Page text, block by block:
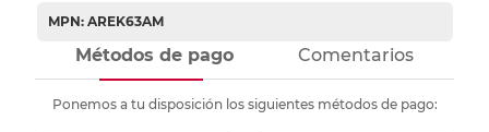
MPN: AREK63AM
Métodos de pago Comentarios
Ponemos a tu disposición los siguientes métodos de pago: